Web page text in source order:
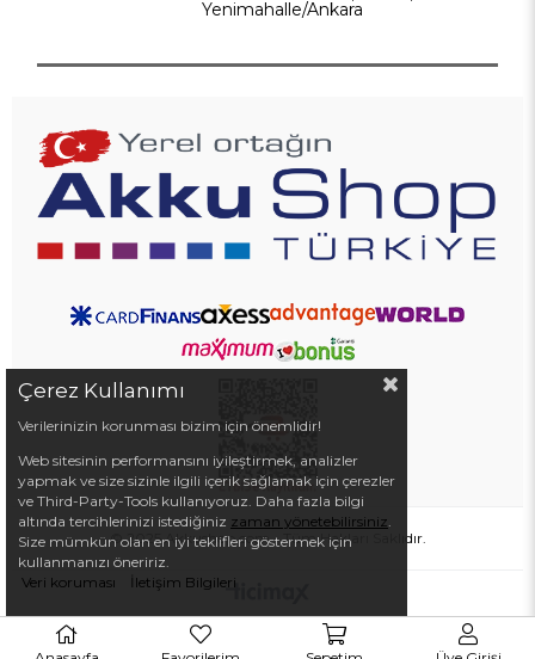
Yenimahalle/Ankara
© 2025 Akkushop.com - Tüm Hakları Saklıdır.
Çerez Kullanımı
Verilerinizin korunması bizim için önemlidir!
Web sitesinin performansını iyileştirmek, analizler
yapmak ve size sizinle ilgili içerik sağlamak için çerezler
ve Third-Party-Tools kullanıyoruz. Daha fazla bilgi
altında tercihlerinizi istediğiniz zaman yönetebilirsiniz.
Size mümkün olan en iyi teklifleri göstermek için
kullanmanızı öneririz.
Veri koruması
İletişim Bilgileri